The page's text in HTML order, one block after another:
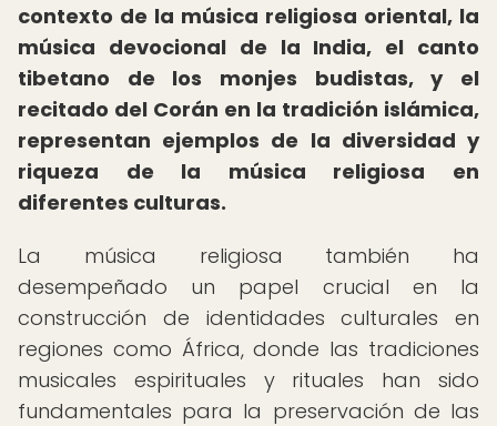
contexto de la música religiosa oriental, la
música devocional de la India, el canto
tibetano de los monjes budistas, y el
recitado del Corán en la tradición islámica,
representan ejemplos de la diversidad y
riqueza de la música religiosa en
diferentes culturas.
La música religiosa también ha
desempeñado un papel crucial en la
construcción de identidades culturales en
regiones como África, donde las tradiciones
musicales espirituales y rituales han sido
fundamentales para la preservación de las